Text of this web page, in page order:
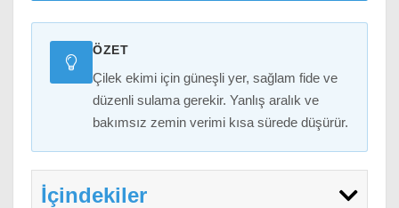
ÖZET
Çilek ekimi için güneşli yer, sağlam fide ve
düzenli sulama gerekir. Yanlış aralık ve
bakımsız zemin verimi kısa sürede düşürür.
İçindekiler